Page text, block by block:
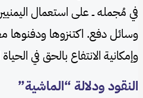
في مُجمله ــ على استعمال
وسائل دفع. اكتنزوها ودفنوها
وإمكانية الانتفاع بالحق في
النقود ودلالة “الماشية”